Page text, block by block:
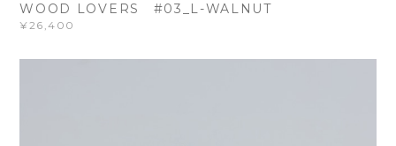
WOOD LOVERS #03_L-WALNUT
¥26,400